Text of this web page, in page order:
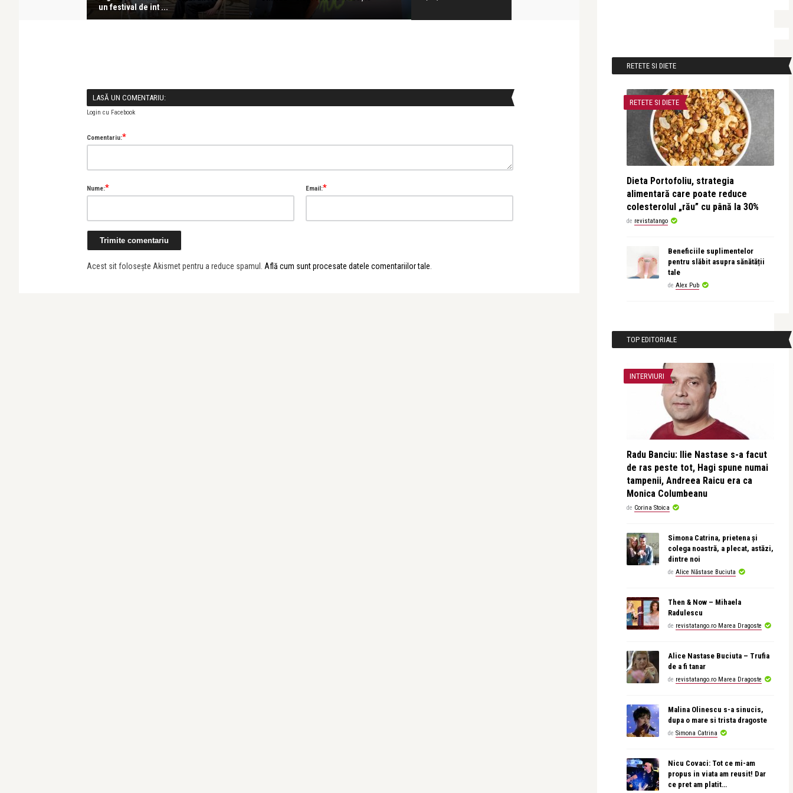
un festival de int ...
LASĂ UN COMENTARIU:
Login cu Facebook
Comentariu:*
Nume:* Email:*
Acest sit folosește Akismet pentru a reduce spamul. Află cum sunt procesate datele comentariilor tale.
RETETE SI DIETE
RETETE SI DIETE
Dieta Portofoliu, strategia
alimentară care poate reduce
colesterolul „rău” cu până la 30%
de revistatango
Beneficiile suplimentelor
pentru slăbit asupra sănătății
tale
de Alex Pub
TOP EDITORIALE
INTERVIURI
Radu Banciu: Ilie Nastase s-a facut
de ras peste tot, Hagi spune numai
tampenii, Andreea Raicu era ca
Monica Columbeanu
de Corina Stoica
Simona Catrina, prietena și
colega noastră, a plecat, astăzi,
dintre noi
de Alice Năstase Buciuta
Then & Now – Mihaela
Radulescu
de revistatango.ro Marea Dragoste
Alice Nastase Buciuta – Trufia
de a fi tanar
de revistatango.ro Marea Dragoste
Malina Olinescu s-a sinucis,
dupa o mare si trista dragoste
de Simona Catrina
Nicu Covaci: Tot ce mi-am
propus in viata am reusit! Dar
ce pret am platit…